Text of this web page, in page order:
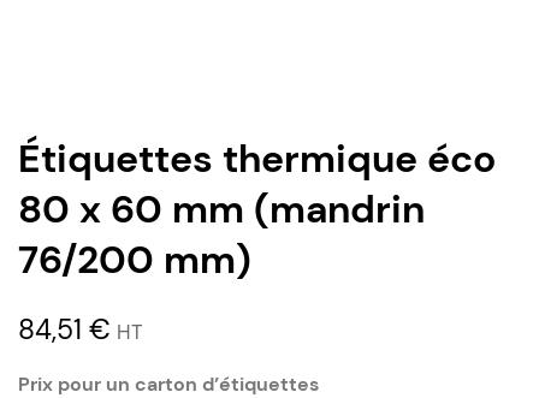
Étiquettes thermique éco
80 x 60 mm (mandrin
76/200 mm)
84,51 € HT
Prix pour un carton d’étiquettes